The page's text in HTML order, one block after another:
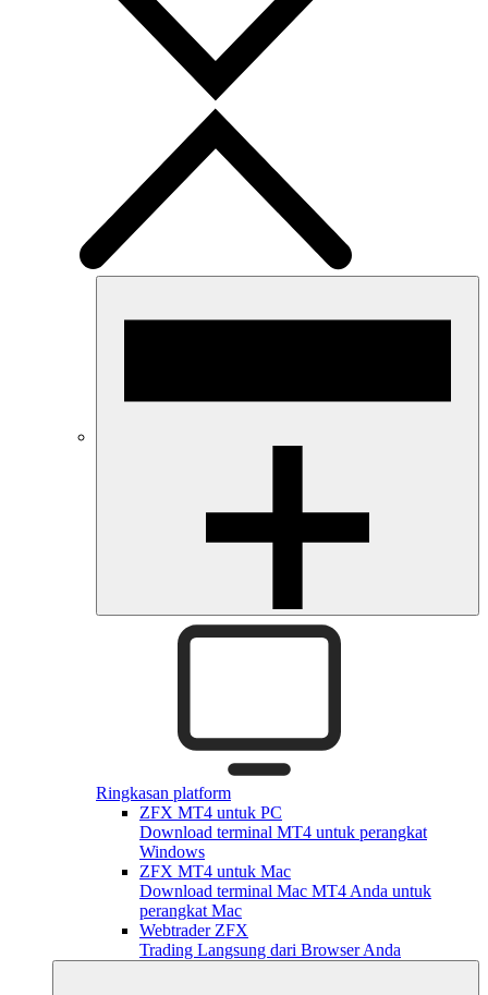
Ringkasan platform
ZFX MT4 untuk PC
Download terminal MT4 untuk perangkat
Windows
ZFX MT4 untuk Mac
Download terminal Mac MT4 Anda untuk
perangkat Mac
Webtrader ZFX
Trading Langsung dari Browser Anda